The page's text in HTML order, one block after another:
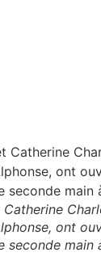
ont
seconde main